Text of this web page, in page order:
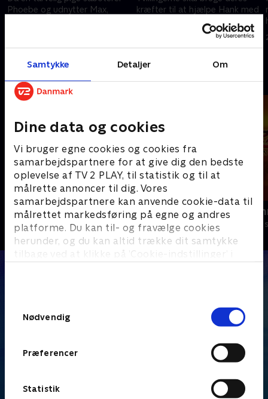
Samtykke Detaljer Om
Dine data og cookies
Vi bruger egne cookies og cookies fra
samarbejdspartnere for at give dig den bedste
oplevelse af TV 2 PLAY, til statistik og til at
målrette annoncer til dig. Vores
samarbejdspartnere kan anvende cookie-data til
målrettet markedsføring på egne og andres
platforme. Du kan til- og fravælge cookies
herunder, og du kan altid trække dit samtykke
tilbage ved at klikke på ’Cookie-indstillinger’ i
Nødvendig
Præferencer
Statistik
Phoebe og udnytter Max,
1. januar 2023 • 21 min
kræfter til at hjælpe Hank med
dag som kemilærer.
1. januar 2023 • 21 min
Andre så også
Gennem nåleøjet
Børneserier • 1 sæsoner
Zorro the
Børneserier • 1